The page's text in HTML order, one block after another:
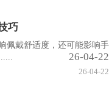
巧
佩戴舒适度，还可能影响手
26-04-22
26-04-22